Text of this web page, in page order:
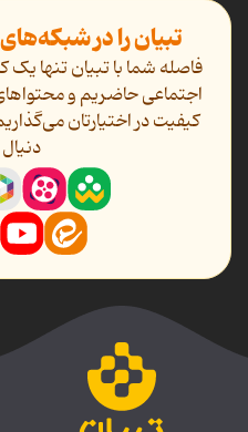
تبیان را در
فاصله شما با تبیان تنها
اجتماعی حاضریم و
کیفیت در اختیارتان